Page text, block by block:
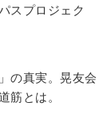
スプロジェク
の真実。晃友会
筋とは。